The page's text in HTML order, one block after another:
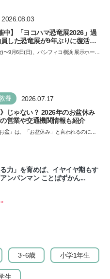
2026.08.03
中】「ヨコハマ恐竜展2026」過
した恐竜展が9年ぶりに復活！
けで楽しむポイントを完全ガイ
〜9月6日(日)、パシフィコ横浜 展示ホール
養 2026.07.17
じゃない？ 2026年のお盆休み
営業や交通機関情報も紹介
盆」は、「お盆休み」と言われるのに祝
る力」を育めば、イヤイヤ期もす
ンパンマン ことばずかん...
3~6歳 小学1年生
生